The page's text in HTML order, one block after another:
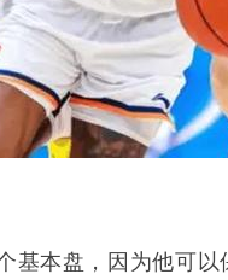
基本盘，因为他可